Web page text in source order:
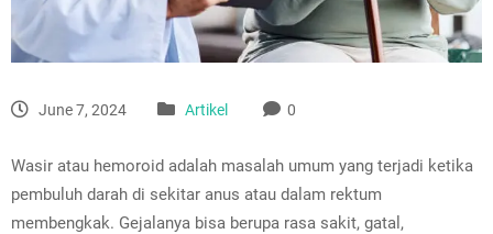
June 7, 2024 Artikel 0
Wasir atau hemoroid adalah masalah umum yang terjadi ketika
pembuluh darah di sekitar anus atau dalam rektum
membengkak. Gejalanya bisa berupa rasa sakit, gatal,